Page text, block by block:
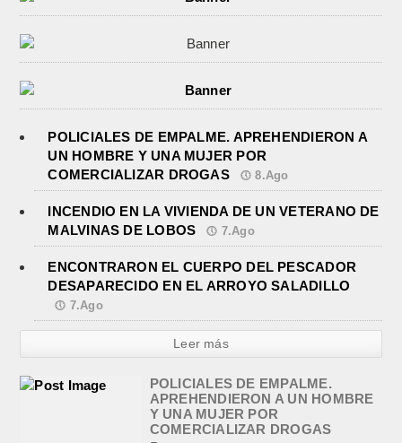
POLICIALES DE EMPALME. APREHENDIERON A
UN HOMBRE Y UNA MUJER POR
COMERCIALIZAR DROGAS
8.Ago
INCENDIO EN LA VIVIENDA DE UN VETERANO DE
MALVINAS DE LOBOS
7.Ago
ENCONTRARON EL CUERPO DEL PESCADOR
DESAPARECIDO EN EL ARROYO SALADILLO
7.Ago
Leer más
POLICIALES DE EMPALME.
APREHENDIERON A UN HOMBRE
Y UNA MUJER POR
COMERCIALIZAR DROGAS